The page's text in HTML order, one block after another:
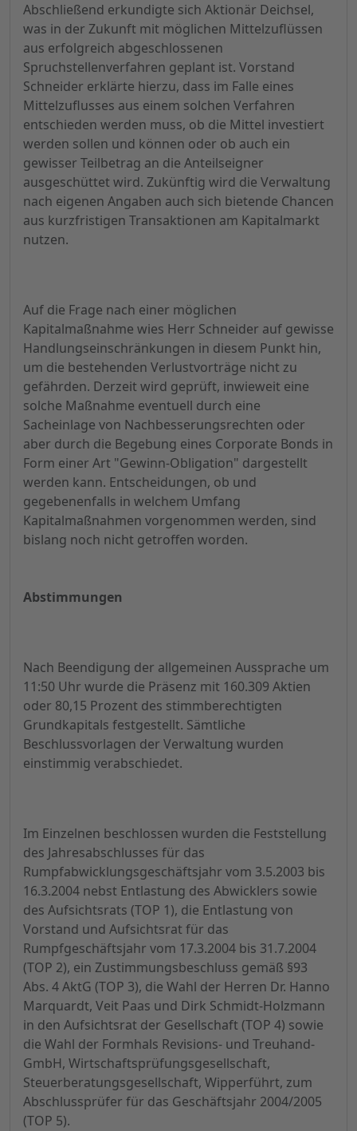
Abschließend erkundigte sich Aktionär Deichsel,
was in der Zukunft mit möglichen Mittelzuflüssen
aus erfolgreich abgeschlossenen
Spruchstellenverfahren geplant ist. Vorstand
Schneider erklärte hierzu, dass im Falle eines
Mittelzuflusses aus einem solchen Verfahren
entschieden werden muss, ob die Mittel investiert
werden sollen und können oder ob auch ein
gewisser Teilbetrag an die Anteilseigner
ausgeschüttet wird. Zukünftig wird die Verwaltung
nach eigenen Angaben auch sich bietende Chancen
aus kurzfristigen Transaktionen am Kapitalmarkt
nutzen.
Auf die Frage nach einer möglichen
Kapitalmaßnahme wies Herr Schneider auf gewisse
Handlungseinschränkungen in diesem Punkt hin,
um die bestehenden Verlustvorträge nicht zu
gefährden. Derzeit wird geprüft, inwieweit eine
solche Maßnahme eventuell durch eine
Sacheinlage von Nachbesserungsrechten oder
aber durch die Begebung eines Corporate Bonds in
Form einer Art "Gewinn-Obligation" dargestellt
werden kann. Entscheidungen, ob und
gegebenenfalls in welchem Umfang
Kapitalmaßnahmen vorgenommen werden, sind
bislang noch nicht getroffen worden.
Abstimmungen
Nach Beendigung der allgemeinen Aussprache um
11:50 Uhr wurde die Präsenz mit 160.309 Aktien
oder 80,15 Prozent des stimmberechtigten
Grundkapitals festgestellt. Sämtliche
Beschlussvorlagen der Verwaltung wurden
einstimmig verabschiedet.
Im Einzelnen beschlossen wurden die Feststellung
des Jahresabschlusses für das
Rumpfabwicklungsgeschäftsjahr vom 3.5.2003 bis
16.3.2004 nebst Entlastung des Abwicklers sowie
des Aufsichtsrats (TOP 1), die Entlastung von
Vorstand und Aufsichtsrat für das
Rumpfgeschäftsjahr vom 17.3.2004 bis 31.7.2004
(TOP 2), ein Zustimmungsbeschluss gemäß §93
Abs. 4 AktG (TOP 3), die Wahl der Herren Dr. Hanno
Marquardt, Veit Paas und Dirk Schmidt-Holzmann
in den Aufsichtsrat der Gesellschaft (TOP 4) sowie
die Wahl der Formhals Revisions- und Treuhand-
GmbH, Wirtschaftsprüfungsgesellschaft,
Steuerberatungsgesellschaft, Wipperführt, zum
Abschlussprüfer für das Geschäftsjahr 2004/2005
(TOP 5).